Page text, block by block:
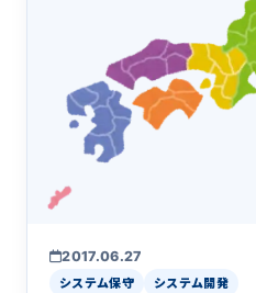
2017.06.27
システム保守 システム開発